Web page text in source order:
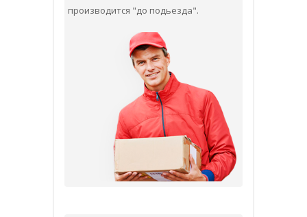
производится "до подьезда".